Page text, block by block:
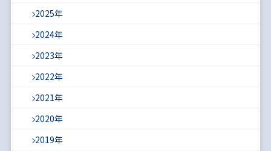
2025年
2024年
2023年
2022年
2021年
2020年
2019年